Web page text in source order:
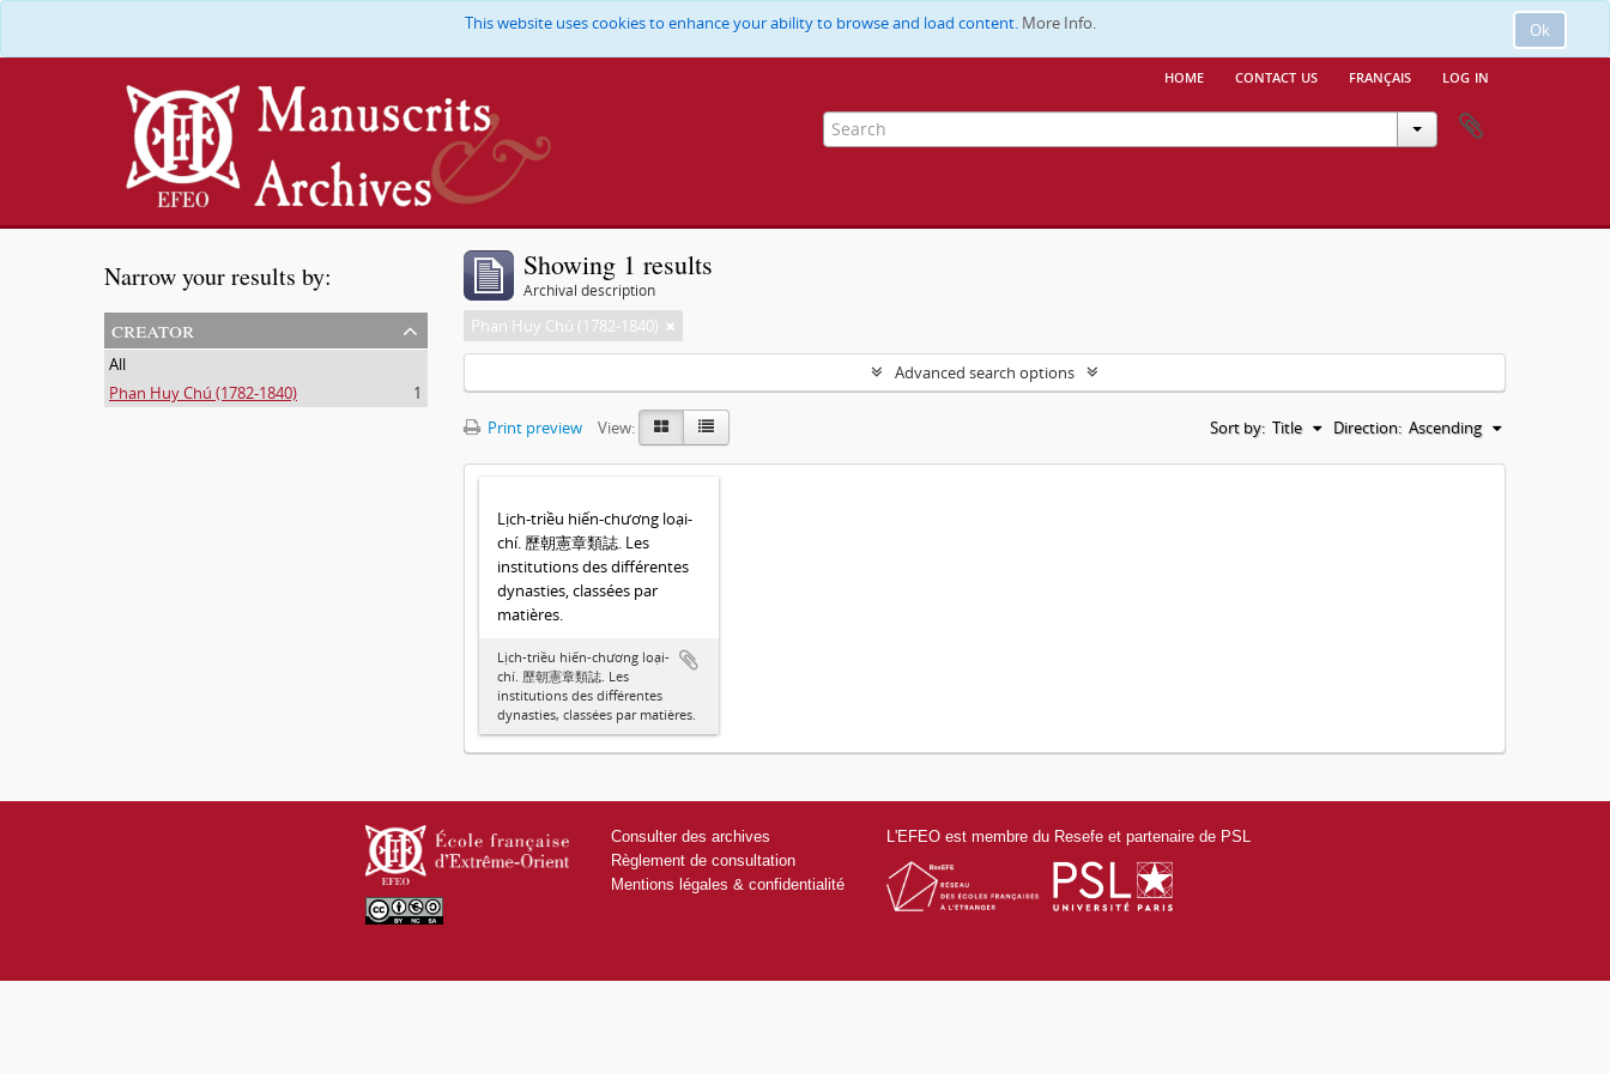
Ok
This website uses cookies to enhance your ability to browse and load content. More Info.
home contact us français log in
Narrow your results by:
creator
All
Phan Huy Chú (1782-1840)
1
Showing 1 results
Archival description
Phan Huy Chú (1782-1840)
Advanced search options
Print preview View: Sort by: Title Direction: Ascending
Lịch-triều hiến-chương loại-
chí. 歷朝憲章類誌. Les
institutions des différentes
dynasties, classées par
matières.
Lịch-triều hiến-chương loại-
chí. 歷朝憲章類誌. Les
institutions des différentes
dynasties, classées par matières.
Consulter des archives
Règlement de consultation
Mentions légales & confidentialité
L'EFEO est membre du Resefe et partenaire de PSL